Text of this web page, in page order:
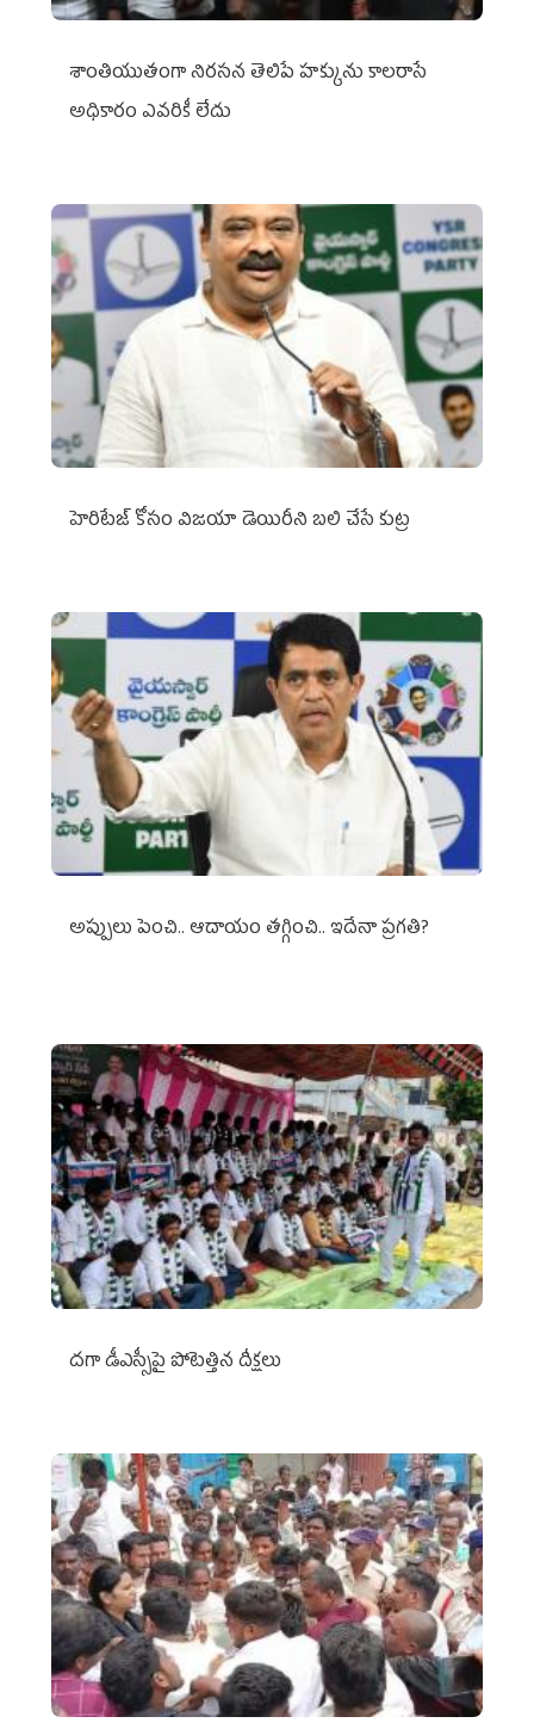
శాంతియుతంగా నిరసన తెలిపే హక్కును కాలరాసే
అధికారం ఎవరికీ లేదు
హెరిటేజ్ కోసం విజయా డెయిరీని బలి చేసే కుట్ర‌
అప్పులు పెంచి.. ఆదాయం తగ్గించి.. ఇదేనా ప్రగతి?
దగా డీఎస్సీపై పోటెత్తిన దీక్షలు